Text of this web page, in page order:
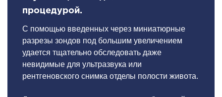
процедурой.
С помощью введенных через миниатюрные
разрезы зондов под большим увеличением
удается тщательно обследовать даже
невидимые для ультразвука или
рентгеновского снимка отделы полости живота.